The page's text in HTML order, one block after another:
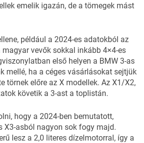
emelik igazán, de a tömegek mást
például a 2024-es adatokból az
vevők sokkal inkább 4×4-es
első helyen a BMW 3-as
mellé, ha a céges vásárlásokat sejtjük
törnek előre az X modellek. Az X1/X2,
követik a 3-ast a toplistán.
hogy a 2024-ben bemutatott,
X3-asból nagyon sok fogy majd.
lesz a 2,0 literes dízelmotorral, így a